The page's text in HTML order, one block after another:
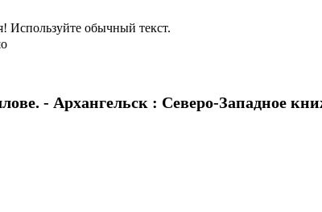
Используйте обычный текст.
- Архангельск : Северо-Западное